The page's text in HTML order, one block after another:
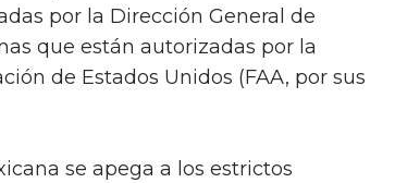
por la Dirección General de
que están autorizadas por la
de Estados Unidos (FAA, por sus
se apega a los estrictos